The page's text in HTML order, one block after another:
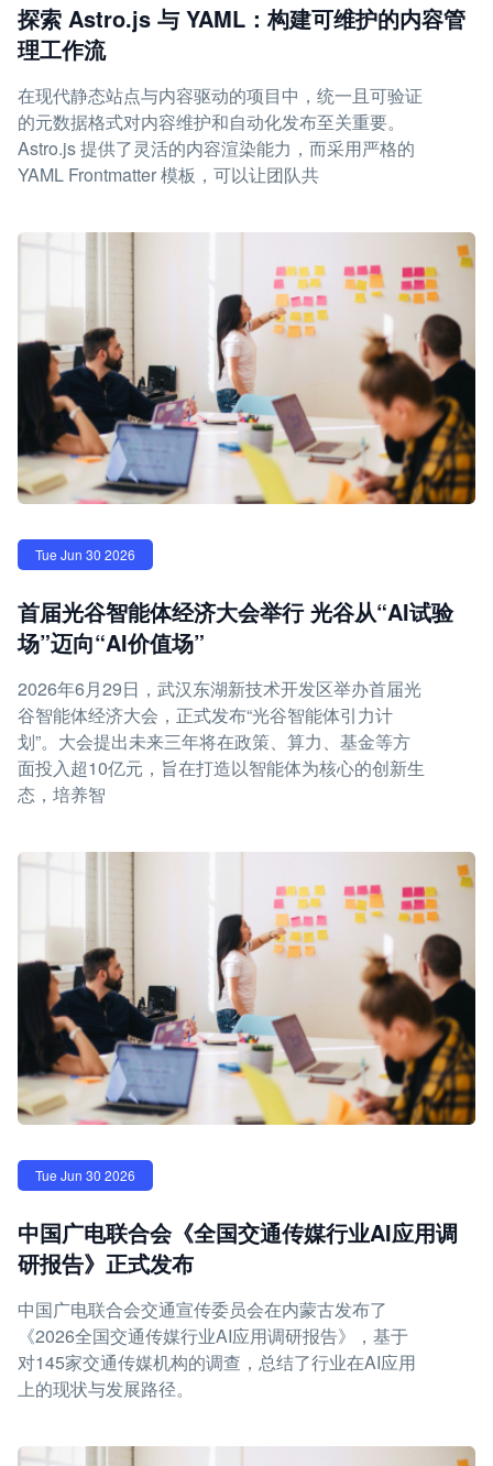
探索 Astro.js 与 YAML：构建可维护的内容管
理工作流
在现代静态站点与内容驱动的项目中，统一且可验证
的元数据格式对内容维护和自动化发布至关重要。
Astro.js 提供了灵活的内容渲染能力，而采用严格的
YAML Frontmatter 模板，可以让团队共
Tue Jun 30 2026
首届光谷智能体经济大会举行 光谷从“AI试验
场”迈向“AI价值场”
2026年6月29日，武汉东湖新技术开发区举办首届光
谷智能体经济大会，正式发布“光谷智能体引力计
划”。大会提出未来三年将在政策、算力、基金等方
面投入超10亿元，旨在打造以智能体为核心的创新生
态，培养智
Tue Jun 30 2026
中国广电联合会《全国交通传媒行业AI应用调
研报告》正式发布
中国广电联合会交通宣传委员会在内蒙古发布了
《2026全国交通传媒行业AI应用调研报告》，基于
对145家交通传媒机构的调查，总结了行业在AI应用
上的现状与发展路径。